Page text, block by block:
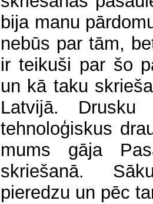
bija manu
nebūs par tām,
ir teikuši par šo
un kā taku
Latvijā.
tehnoloģiskus
mums gāja
skriešanā.
pieredzu un pēc